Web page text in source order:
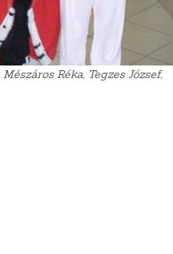
Réka, Tegzes József,